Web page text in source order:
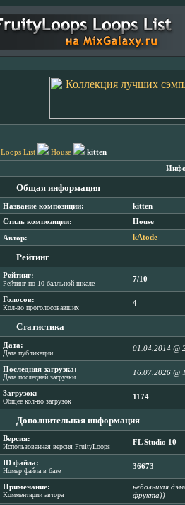
Loops List House kitten
Общая информация
Название композиции: kitten
Стиль композиции: House
Автор: kAtode
Рейтинг
Рейтинг:
Рейтинг по 10-балльной шкале
7/10
Голосов:
Кол-во проголосовавших
4
Статистика
Дата:
Дата публикации
01.04.2014 @
Последняя загрузка:
Дата последней загрузки
16.07.2026 @
Загрузок:
Общее кол-во загрузок
1174
Дополнительная информация
Версия:
Использованная версия FruityLoops
FL Studio 10
ID файла:
Номер файла в базе
36673
Примечание:
Комментарии автора
небольшая
фрукта))